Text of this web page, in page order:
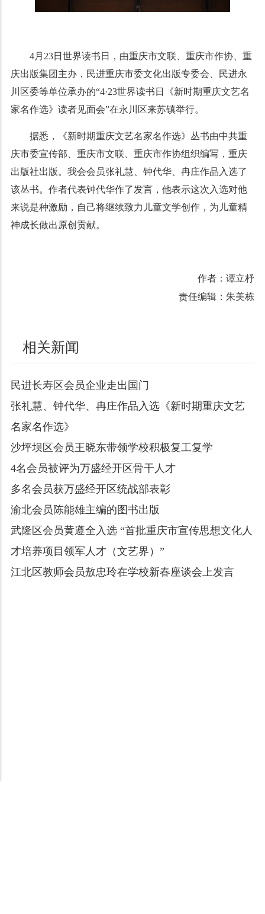
4月23日世界读书日，由重庆市文联、重庆市作协、重
庆出版集团主办，民进重庆市委文化出版专委会、民进永
川区委等单位承办的“4·23世界读书日《新时期重庆文艺名
家名作选》读者见面会”在永川区来苏镇举行。
据悉，《新时期重庆文艺名家名作选》丛书由中共重
庆市委宣传部、重庆市文联、重庆市作协组织编写，重庆
出版社出版。我会会员张礼慧、钟代华、冉庄作品入选了
该丛书。作者代表钟代华作了发言，他表示这次入选对他
来说是种激励，自己将继续致力儿童文学创作，为儿童精
神成长做出原创贡献。
作者：谭立杼
责任编辑：朱美栋
相关新闻
民进长寿区会员企业走出国门
张礼慧、钟代华、冉庄作品入选《新时期重庆文艺
名家名作选》
沙坪坝区会员王晓东带领学校积极复工复学
4名会员被评为万盛经开区骨干人才
多名会员获万盛经开区统战部表彰
渝北会员陈能雄主编的图书出版
武隆区会员黄遵全入选 “首批重庆市宣传思想文化人
才培养项目领军人才（文艺界）”
江北区教师会员敖忠玲在学校新春座谈会上发言